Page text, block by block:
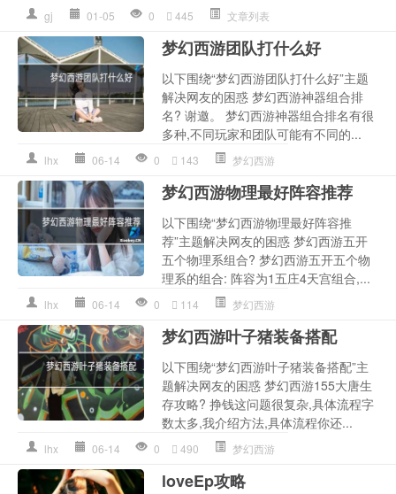
gj 01-05 0 445 文章列表
梦幻西游团队打什么好
以下围绕“梦幻西游团队打什么好”主题
解决网友的困惑 梦幻西游神器组合排
名? 谢邀。 梦幻西游神器组合排名有很
多种,不同玩家和团队可能有不同的...
lhx 06-14 0 143 梦幻西游
梦幻西游物理最好阵容推荐
以下围绕“梦幻西游物理最好阵容推
荐”主题解决网友的困惑 梦幻西游五开
五个物理系组合? 梦幻西游五开五个物
理系的组合: 阵容为1五庄4天宫组合,...
lhx 06-14 0 114 梦幻西游
梦幻西游叶子猪装备搭配
以下围绕“梦幻西游叶子猪装备搭配”主
题解决网友的困惑 梦幻西游155大唐生
存攻略? 挣钱这问题很复杂,具体流程字
数太多,我介绍方法,具体流程你还...
lhx 06-14 0 490 梦幻西游
loveEp攻略